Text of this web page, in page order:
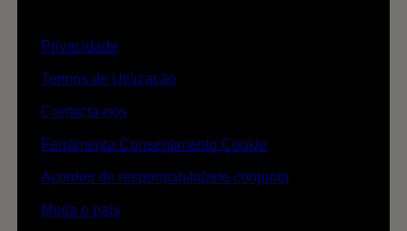
Privacidade
Termos de Utilização
Contacta-nos
Ferramenta Consentimento Cookie
Acordos de responsabilidade conjunta
Muda o país